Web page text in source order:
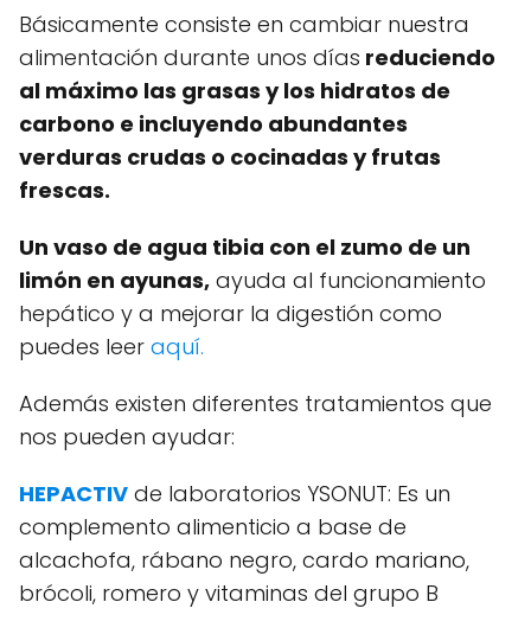
Básicamente consiste en cambiar nuestra
alimentación durante unos días reduciendo
al máximo las grasas y los hidratos de
carbono e incluyendo abundantes
verduras crudas o cocinadas y frutas
frescas.
Un vaso de agua tibia con el zumo de un
limón en ayunas, ayuda al funcionamiento
hepático y a mejorar la digestión como
puedes leer aquí.
Además existen diferentes tratamientos que
nos pueden ayudar:
HEPACTIV de laboratorios YSONUT: Es un
complemento alimenticio a base de
alcachofa, rábano negro, cardo mariano,
brócoli, romero y vitaminas del grupo B